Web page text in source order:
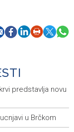
predstavlja novu
u Brčkom